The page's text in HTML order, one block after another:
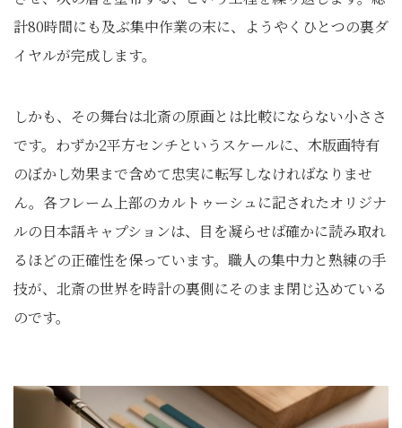
計80時間にも及ぶ集中作業の末に、ようやくひとつの裏ダ
イヤルが完成します。
しかも、その舞台は北斎の原画とは比較にならない小ささ
です。わずか2平方センチというスケールに、木版画特有
のぼかし効果まで含めて忠実に転写しなければなりませ
ん。各フレーム上部のカルトゥーシュに記されたオリジナ
ルの日本語キャプションは、目を凝らせば確かに読み取れ
るほどの正確性を保っています。職人の集中力と熟練の手
技が、北斎の世界を時計の裏側にそのまま閉じ込めている
のです。